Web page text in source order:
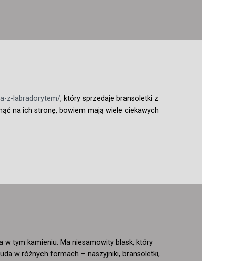
z-labradorytem/, który sprzedaje bransoletki z
na ich stronę, bowiem mają wiele ciekawych
tym kamieniu. Ma niesamowity blask, który
w różnych formach – naszyjniki, bransoletki,